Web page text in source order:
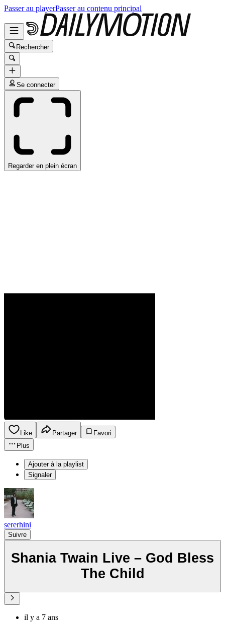
Passer au playerPasser au contenu principal
Rechercher
Se connecter
Regarder en plein écran
Like Partager
Favori
Plus
Ajouter à la playlist
Signaler
sererhini
Suivre
Shania Twain Live – God Bless
The Child
il y a 7 ans